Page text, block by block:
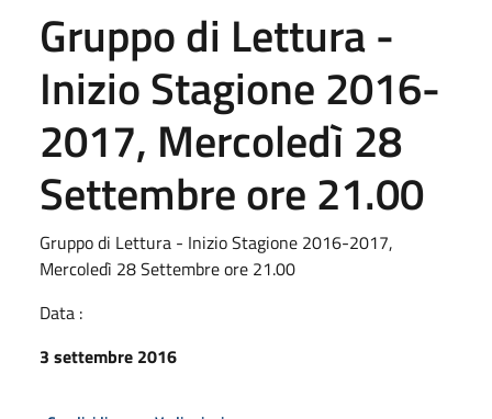
Gruppo di Lettura -
Inizio Stagione 2016-
2017, Mercoledì 28
Settembre ore 21.00
Gruppo di Lettura - Inizio Stagione 2016-2017,
Mercoledì 28 Settembre ore 21.00
Data :
3 settembre 2016